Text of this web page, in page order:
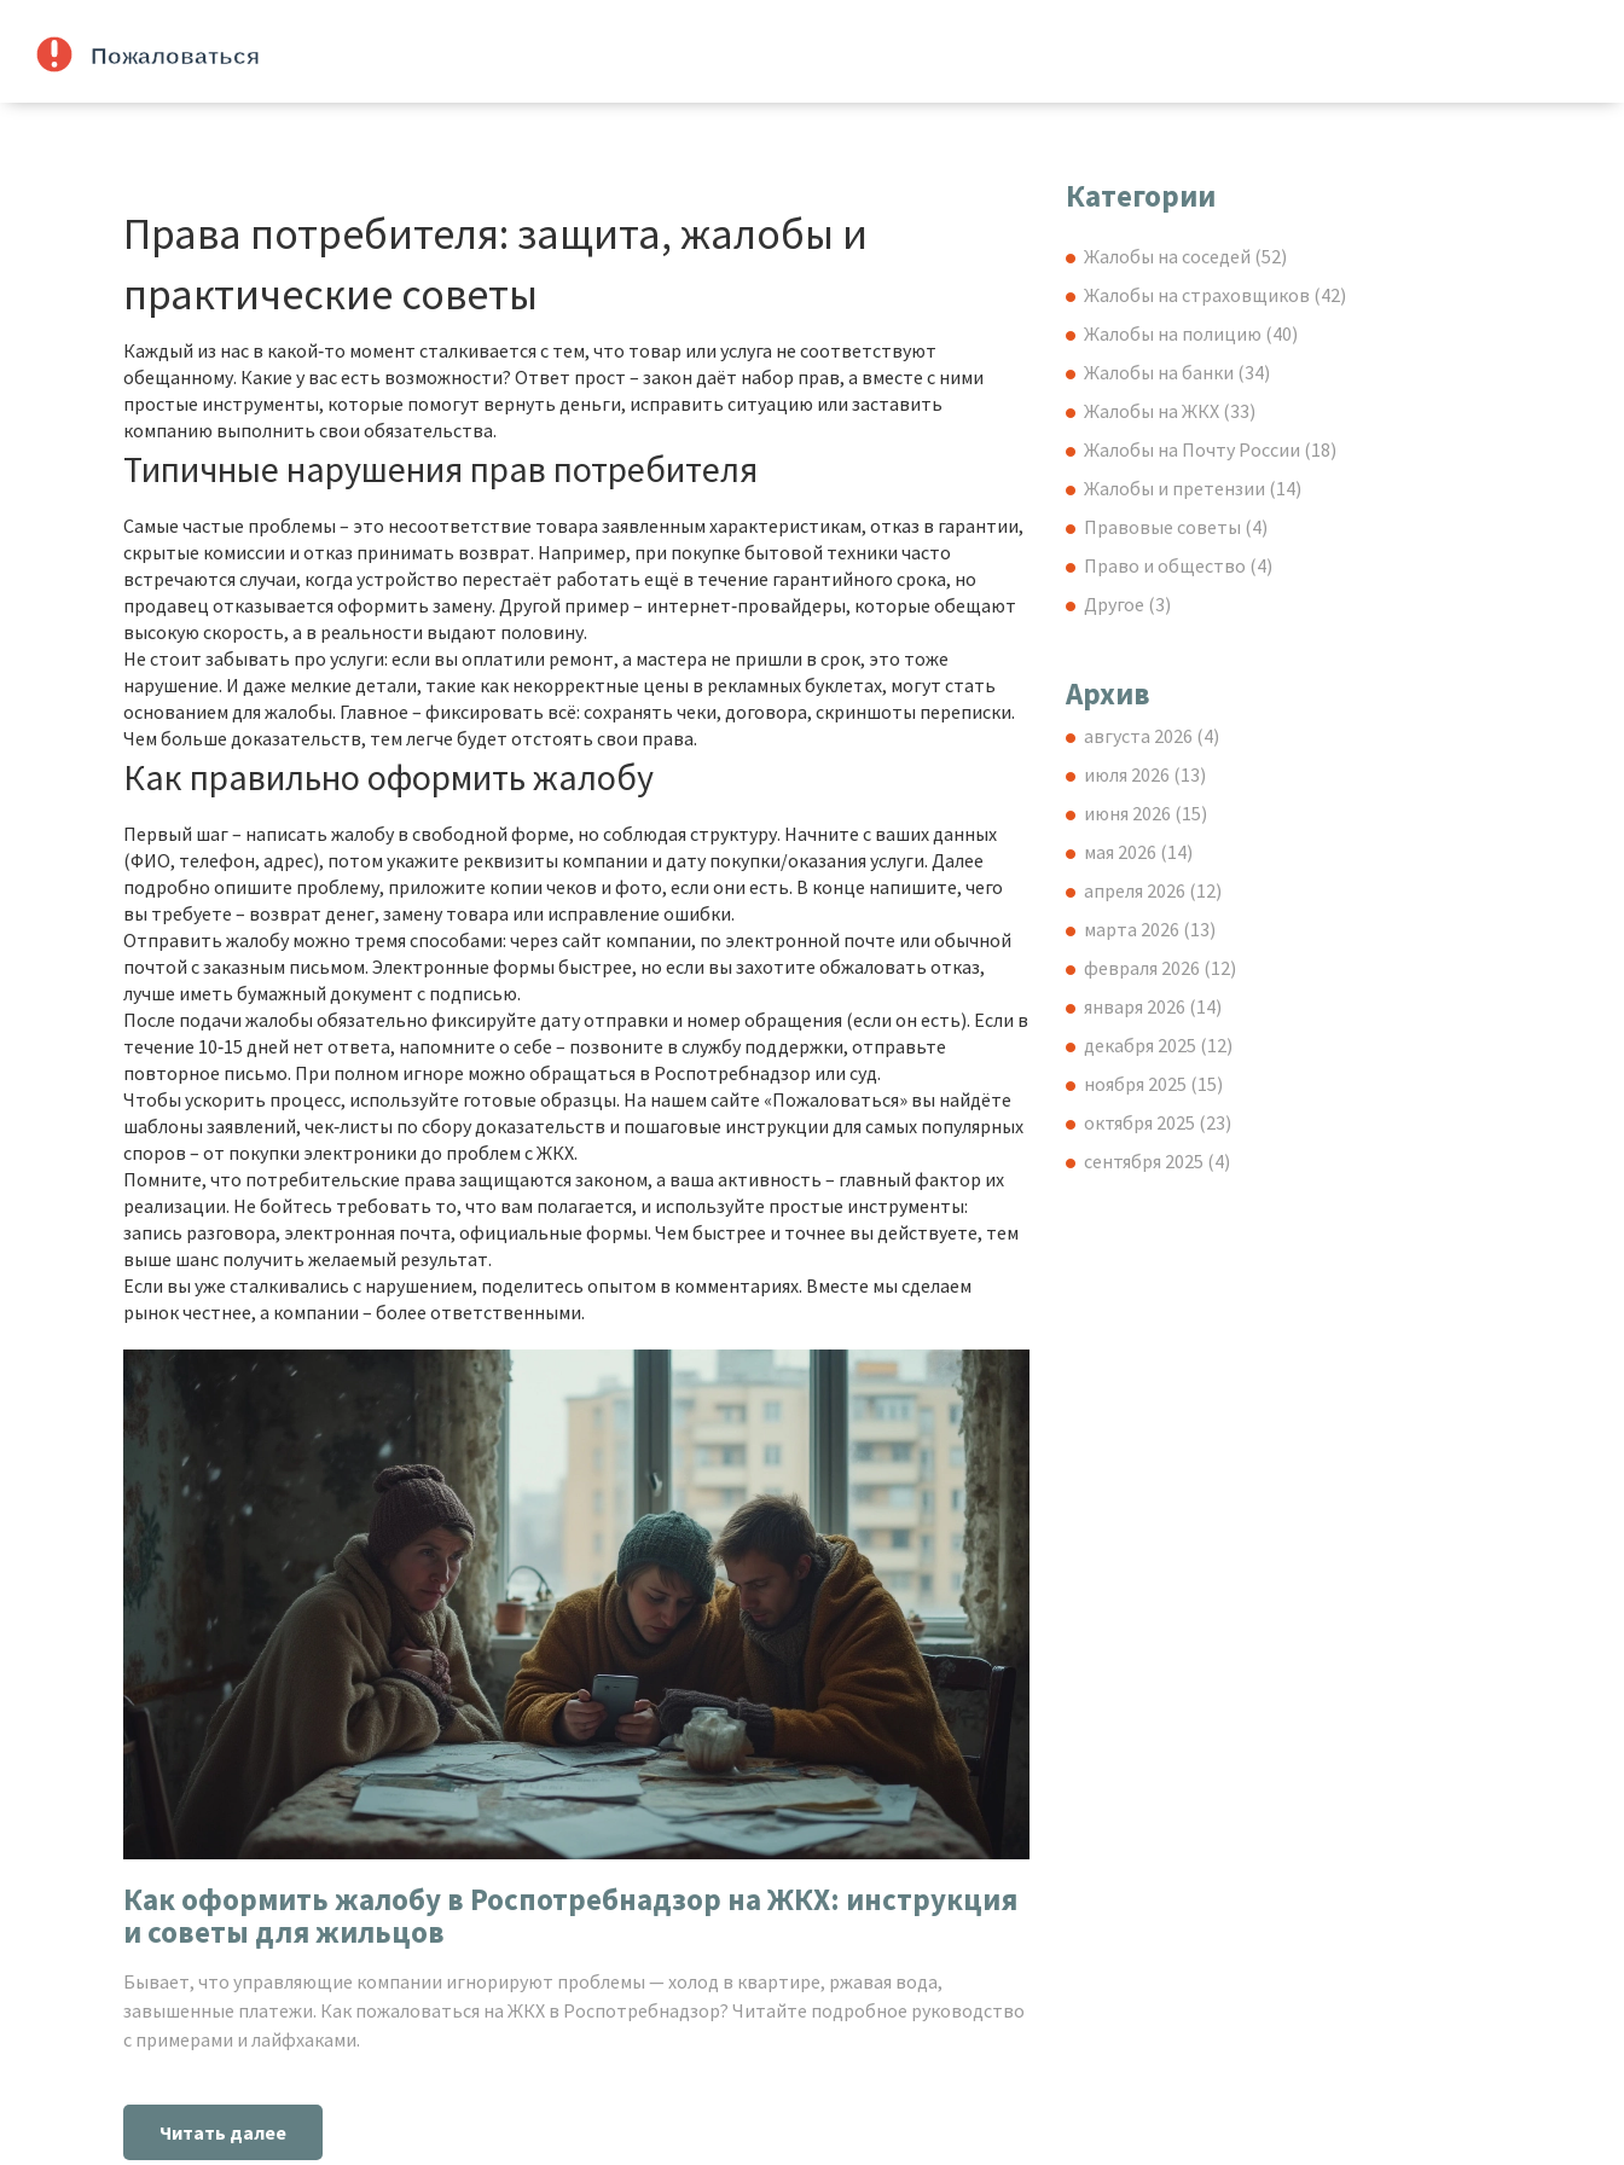
Права потребителя: защита, жалобы и
практические советы
Каждый из нас в какой‑то момент сталкивается с тем, что товар или услуга не соответствуют
обещанному. Какие у вас есть возможности? Ответ прост – закон даёт набор прав, а вместе с ними
простые инструменты, которые помогут вернуть деньги, исправить ситуацию или заставить
компанию выполнить свои обязательства.
Типичные нарушения прав потребителя
Самые частые проблемы – это несоответствие товара заявленным характеристикам, отказ в гарантии,
скрытые комиссии и отказ принимать возврат. Например, при покупке бытовой техники часто
встречаются случаи, когда устройство перестаёт работать ещё в течение гарантийного срока, но
продавец отказывается оформить замену. Другой пример – интернет‑провайдеры, которые обещают
высокую скорость, а в реальности выдают половину.
Не стоит забывать про услуги: если вы оплатили ремонт, а мастера не пришли в срок, это тоже
нарушение. И даже мелкие детали, такие как некорректные цены в рекламных буклетах, могут стать
основанием для жалобы. Главное – фиксировать всё: сохранять чеки, договора, скриншоты переписки.
Чем больше доказательств, тем легче будет отстоять свои права.
Как правильно оформить жалобу
Первый шаг – написать жалобу в свободной форме, но соблюдая структуру. Начните с ваших данных
(ФИО, телефон, адрес), потом укажите реквизиты компании и дату покупки/оказания услуги. Далее
подробно опишите проблему, приложите копии чеков и фото, если они есть. В конце напишите, чего
вы требуете – возврат денег, замену товара или исправление ошибки.
Отправить жалобу можно тремя способами: через сайт компании, по электронной почте или обычной
почтой с заказным письмом. Электронные формы быстрее, но если вы захотите обжаловать отказ,
лучше иметь бумажный документ с подписью.
После подачи жалобы обязательно фиксируйте дату отправки и номер обращения (если он есть). Если в
течение 10‑15 дней нет ответа, напомните о себе – позвоните в службу поддержки, отправьте
повторное письмо. При полном игноре можно обращаться в Роспотребнадзор или суд.
Чтобы ускорить процесс, используйте готовые образцы. На нашем сайте «Пожаловаться» вы найдёте
шаблоны заявлений, чек‑листы по сбору доказательств и пошаговые инструкции для самых популярных
споров – от покупки электроники до проблем с ЖКХ.
Помните, что потребительские права защищаются законом, а ваша активность – главный фактор их
реализации. Не бойтесь требовать то, что вам полагается, и используйте простые инструменты:
запись разговора, электронная почта, официальные формы. Чем быстрее и точнее вы действуете, тем
выше шанс получить желаемый результат.
Если вы уже сталкивались с нарушением, поделитесь опытом в комментариях. Вместе мы сделаем
рынок честнее, а компании – более ответственными.
Как оформить жалобу в Роспотребнадзор на ЖКХ: инструкция
и советы для жильцов
Бывает, что управляющие компании игнорируют проблемы — холод в квартире, ржавая вода,
завышенные платежи. Как пожаловаться на ЖКХ в Роспотребнадзор? Читайте подробное руководство
с примерами и лайфхаками.
Читать далее
Категории
Жалобы на соседей (52)
Жалобы на страховщиков (42)
Жалобы на полицию (40)
Жалобы на банки (34)
Жалобы на ЖКХ (33)
Жалобы на Почту России (18)
Жалобы и претензии (14)
Правовые советы (4)
Право и общество (4)
Другое (3)
Архив
августа 2026 (4)
июля 2026 (13)
июня 2026 (15)
мая 2026 (14)
апреля 2026 (12)
марта 2026 (13)
февраля 2026 (12)
января 2026 (14)
декабря 2025 (12)
ноября 2025 (15)
октября 2025 (23)
сентября 2025 (4)